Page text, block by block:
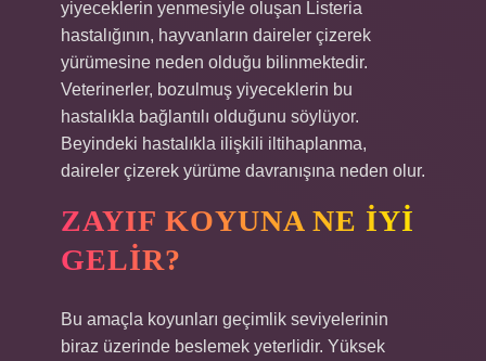
yiyeceklerin yenmesiyle oluşan Listeria
hastalığının, hayvanların daireler çizerek
yürümesine neden olduğu bilinmektedir.
Veterinerler, bozulmuş yiyeceklerin bu
hastalıkla bağlantılı olduğunu söylüyor.
Beyindeki hastalıkla ilişkili iltihaplanma,
daireler çizerek yürüme davranışına neden olur.
ZAYIF KOYUNA NE IYI
GELIR?
Bu amaçla koyunları geçimlik seviyelerinin
biraz üzerinde beslemek yeterlidir. Yüksek